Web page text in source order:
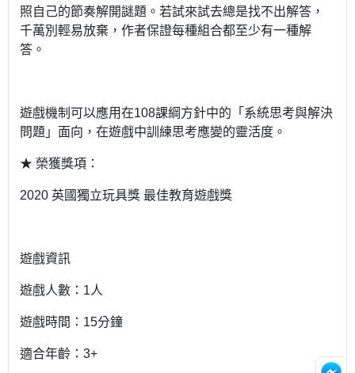
照自己的節奏解開謎題。若試來試去總是找不出解答，
千萬別輕易放棄，作者保證每種組合都至少有一種解
答。
遊戲機制可以應用在108課綱方針中的「系統思考與解決
問題」面向，在遊戲中訓練思考應變的靈活度。
★ 榮獲獎項：
2020 英國獨立玩具獎 最佳教育遊戲獎
遊戲資訊
遊戲人數：1人
遊戲時間：15分鐘
適合年齡：3+